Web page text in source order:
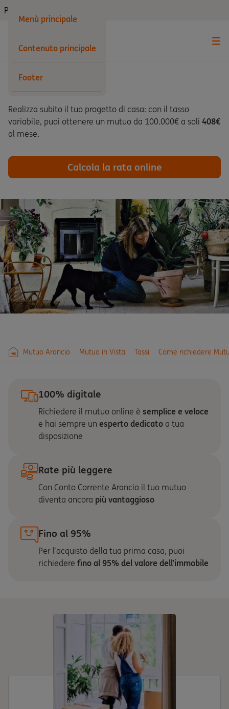
Menù principale
Contenuto principale
Footer
Privati
Realizza subito il tuo progetto di casa: con il tasso
variabile, puoi ottenere un mutuo da 100.000€ a soli 408€
al mese.
Calcola la rata online
Mutuo Arancio Mutuo in Vista Tassi Come richiedere
100% digitale
Richiedere il mutuo online è semplice e veloce
e hai sempre un esperto dedicato a tua
disposizione
Rate più leggere
Con Conto Corrente Arancio il tuo mutuo
diventa ancora più vantaggioso
Fino al 95%
Per l’acquisto della tua prima casa, puoi
richiedere fino al 95% del valore dell’immobile